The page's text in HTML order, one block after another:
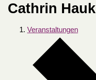
Cathrin Hauk
Veranstaltungen